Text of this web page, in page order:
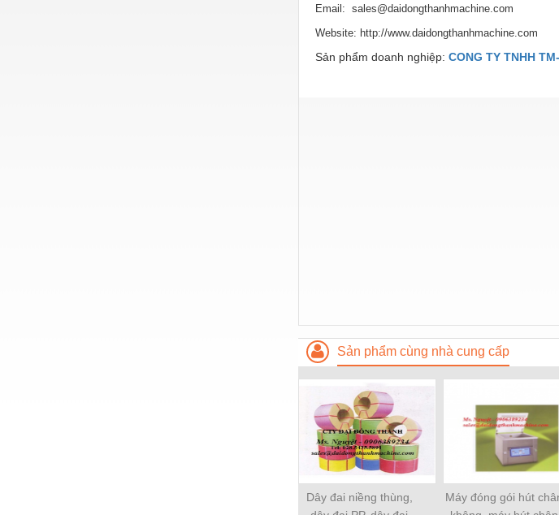
Email: sales@daidongthanhmachine.com
Website: http://www.daidongthanhmachine.com
Sản phẩm doanh nghiệp: CONG TY TNHH
Sản phẩm cùng nhà cung cấp
Dây đai niềng thùng,
Máy đóng gói hút